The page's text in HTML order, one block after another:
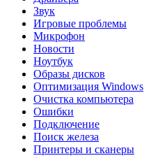
Звук
Игровые проблемы
Микрофон
Новости
Ноутбук
Образы дисков
Оптимизация Windows
Очистка компьютера
Ошибки
Подключение
Поиск железа
Принтеры и сканеры